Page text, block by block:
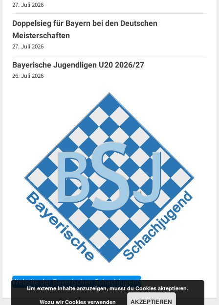
27. Juli 2026
Doppelsieg für Bayern bei den Deutschen
Meisterschaften
27. Juli 2026
Bayerische Jugendligen U20 2026/27
26. Juli 2026
Website der Bayerischen Schachjugend
Um externe Inhalte anzuzeigen, musst du Cookies akteptieren.
Wozu wir Cookies verwenden
AKZEPTIEREN